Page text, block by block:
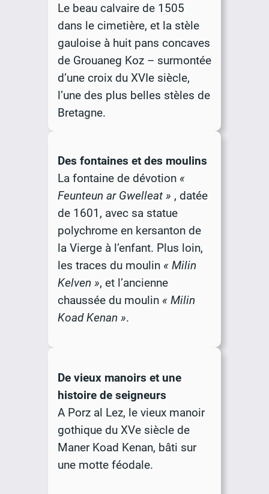
Le beau calvaire de 1505
dans le cimetière, et la stèle
gauloise à huit pans concaves
de Grouaneg Koz – surmontée
d’une croix du XVIe siècle,
l’une des plus belles stèles de
Bretagne.
Des fontaines et des moulins
La fontaine de dévotion «
Feunteun ar Gwelleat » , datée
de 1601, avec sa statue
polychrome en kersanton de
la Vierge à l’enfant. Plus loin,
les traces du moulin « Milin
Kelven », et l’ancienne
chaussée du moulin « Milin
Koad Kenan ».
De vieux manoirs et une
histoire de seigneurs
A Porz al Lez, le vieux manoir
gothique du XVe siècle de
Maner Koad Kenan, bâti sur
une motte féodale.